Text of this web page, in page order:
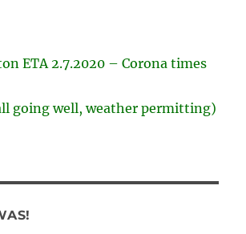
ETA 2.7.2020 – Corona times
going well, weather permitting)